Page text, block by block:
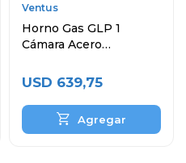
Ventus
Horno Gas GLP 1
Cámara Acero
USD 639,75